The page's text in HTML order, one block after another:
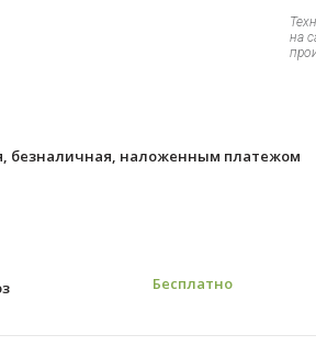
на
безналичная, наложенным платежом
Бесплатно